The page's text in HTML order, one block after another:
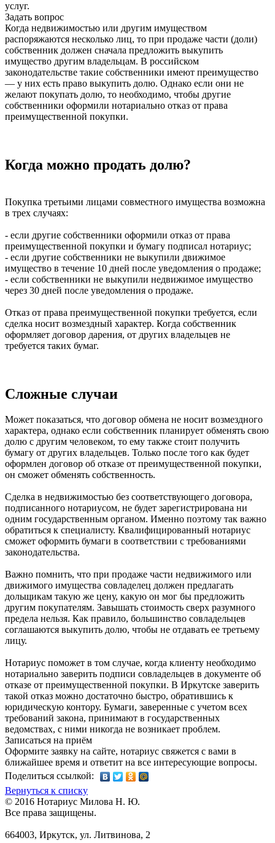
услуг.
Задать вопрос
Когда недвижимостью или другим имуществом
распоряжаются несколько лиц, то при продаже части (доли)
собственник должен сначала предложить выкупить
имущество другим владельцам. В российском
законодательстве такие собственники имеют преимущество
— у них есть право выкупить долю. Однако если они не
желают покупать долю, то необходимо, чтобы другие
собственники оформили нотариально отказ от права
преимущественной покупки.
Когда можно продать долю?
Покупка третьими лицами совместного имущества возможна
в трех случаях:
- если другие собственники оформили отказ от права
преимущественной покупки и бумагу подписал нотариус;
- если другие собственники не выкупили движимое
имущество в течение 10 дней после уведомления о продаже;
- если собственники не выкупили недвижимое имущество
через 30 дней после уведомления о продаже.
Отказ от права преимущественной покупки требуется, если
сделка носит возмездный характер. Когда собственник
оформляет договор дарения, от других владельцев не
требуется таких бумаг.
Сложные случаи
Может показаться, что договор обмена не носит возмездного
характера, однако если собственник планирует обменять свою
долю с другим человеком, то ему также стоит получить
бумагу от других владельцев. Только после того как будет
оформлен договор об отказе от преимущественной покупки,
он сможет обменять собственность.
Сделка в недвижимостью без соответствующего договора,
подписанного нотариусом, не будет зарегистрирована ни
одним государственным органом. Именно поэтому так важно
обратиться к специалисту. Квалифицированный нотариус
сможет оформить бумаги в соответствии с требованиями
законодательства.
Важно помнить, что при продаже части недвижимого или
движимого имущества совладелец должен предлагать
дольщикам такую же цену, какую он мог бы предложить
другим покупателям. Завышать стоимость сверх разумного
предела нельзя. Как правило, большинство совладельцев
соглашаются выкупить долю, чтобы не отдавать ее третьему
лицу.
Нотариус поможет в том случае, когда клиенту необходимо
нотариально заверить подписи совладельцев в документе об
отказе от преимущественной покупки. В Иркутске заверить
такой отказ можно достаточно быстро, обратившись к
юридическую контору. Бумаги, заверенные с учетом всех
требований закона, принимают в государственных
ведомствах, с ними никогда не возникает проблем.
Записаться на приём
Оформите заявку на сайте, нотариус свяжется с вами в
ближайшее время и ответит на все интересующие вопросы.
Поделиться ссылкой:
Вернуться к списку
© 2016 Нотариус Милова Н. Ю.
Все права защищены.
664003, Иркутск, ул. Литвинова, 2